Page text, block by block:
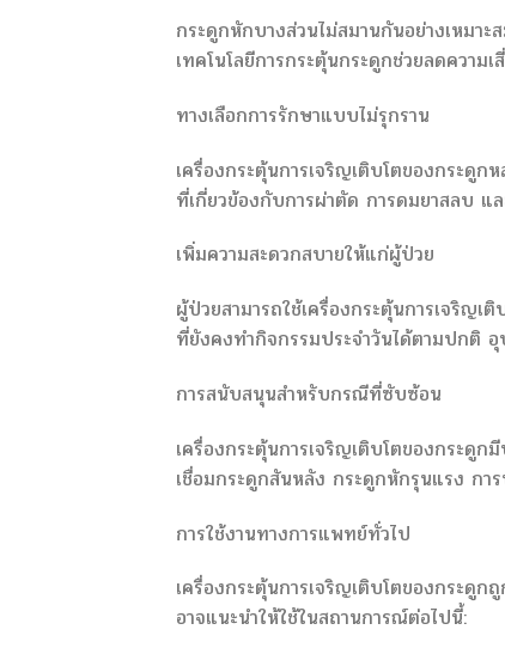
กระดูกหักบางส่วนไม่สมานกันอย่างเหมา
เทคโนโลยีการกระตุ้นกระดูกช่วยลดความ
ทางเลือกการรักษาแบบไม่รุกราน
เครื่องกระตุ้นการเจริญเติบโตของกระดู
ที่เกี่ยวข้องกับการผ่าตัด การดมยาสลบ แ
เพิ่มความสะดวกสบายให้แก่ผู้ป่วย
ผู้ป่วยสามารถใช้เครื่องกระตุ้นการเจริญ
ที่ยังคงทำกิจกรรมประจำวันได้ตามปกติ
การสนับสนุนสำหรับกรณีที่ซับซ้อน
เครื่องกระตุ้นการเจริญเติบโตของกระดู
เชื่อมกระดูกสันหลัง กระดูกหักรุนแรง กา
การใช้งานทางการแพทย์ทั่วไป
เครื่องกระตุ้นการเจริญเติบโตของกระดู
อาจแนะนำให้ใช้ในสถานการณ์ต่อไปนี้: